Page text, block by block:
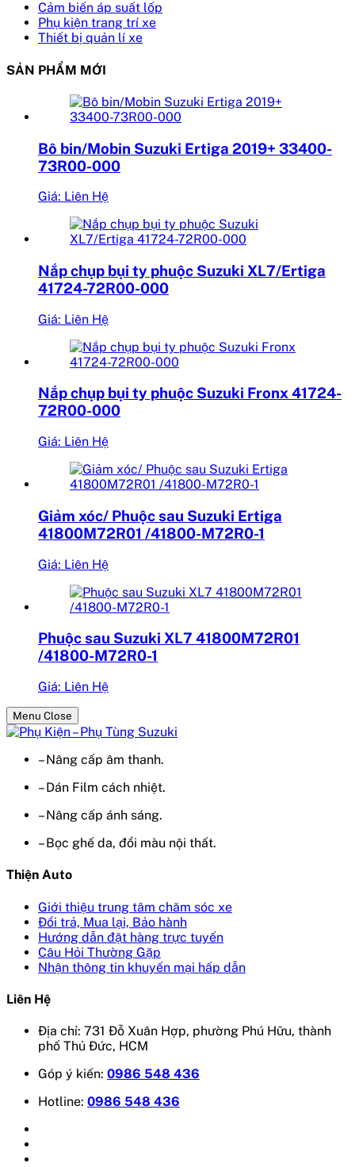
Cảm biến áp suất lốp
Phụ kiện trang trí xe
Thiết bị quản lí xe
SẢN PHẨM MỚI
Bô bin/Mobin Suzuki Ertiga 2019+ 33400-
73R00-000
Giá: Liên Hệ
Nắp chụp bụi ty phuộc Suzuki XL7/Ertiga
41724-72R00-000
Giá: Liên Hệ
Nắp chụp bụi ty phuộc Suzuki Fronx 41724-
72R00-000
Giá: Liên Hệ
Giảm xóc/ Phuộc sau Suzuki Ertiga
41800M72R01 /41800-M72R0-1
Giá: Liên Hệ
Phuộc sau Suzuki XL7 41800M72R01
/41800-M72R0-1
Giá: Liên Hệ
Menu Close
– Nâng cấp âm thanh.
– Dán Film cách nhiệt.
– Nâng cấp ánh sáng.
– Bọc ghế da, đổi màu nội thất.
Thiện Auto
Giới thiệu trung tâm chăm sóc xe
Đổi trả, Mua lại, Bảo hành
Hướng dẫn đặt hàng trực tuyến
Câu Hỏi Thường Gặp
Nhận thông tin khuyến mại hấp dẫn
Liên Hệ
Địa chỉ: 731 Đỗ Xuân Hợp, phường Phú Hữu, thành
phố Thủ Đức, HCM
Góp ý kiến: 0986 548 436
Hotline: 0986 548 436